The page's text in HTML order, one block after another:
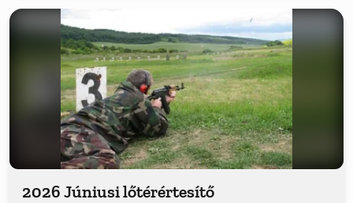
2026 Júniusi lőtérértesítő